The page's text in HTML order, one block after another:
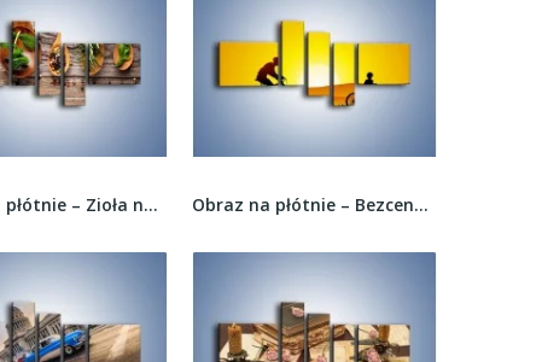
Obraz na płótnie – Zioła na łyżeczkach –... Obraz na płótnie – Bezcenny czas z synem –...